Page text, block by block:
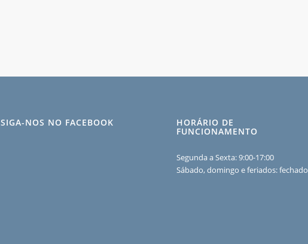
SIGA-NOS NO FACEBOOK HORÁRIO DE
FUNCIONAMENTO
Segunda a Sexta: 9:00-17:00
Sábado, domingo e feriados: fechado